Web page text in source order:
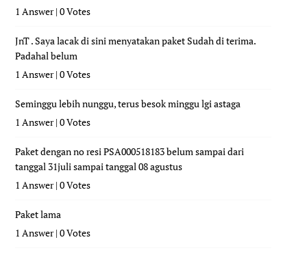
1 Answer|0 Votes
JnT . Saya lacak di sini menyatakan paket Sudah di terima.
Padahal belum
1 Answer|0 Votes
Seminggu lebih nunggu, terus besok minggu lgi astaga
1 Answer|0 Votes
Paket dengan no resi PSA000518183 belum sampai dari
tanggal 31juli sampai tanggal 08 agustus
1 Answer|0 Votes
Paket lama
1 Answer|0 Votes